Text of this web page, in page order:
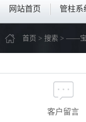
网站首页 管柱系
首页 > 搜索 > ——宝
客户留言